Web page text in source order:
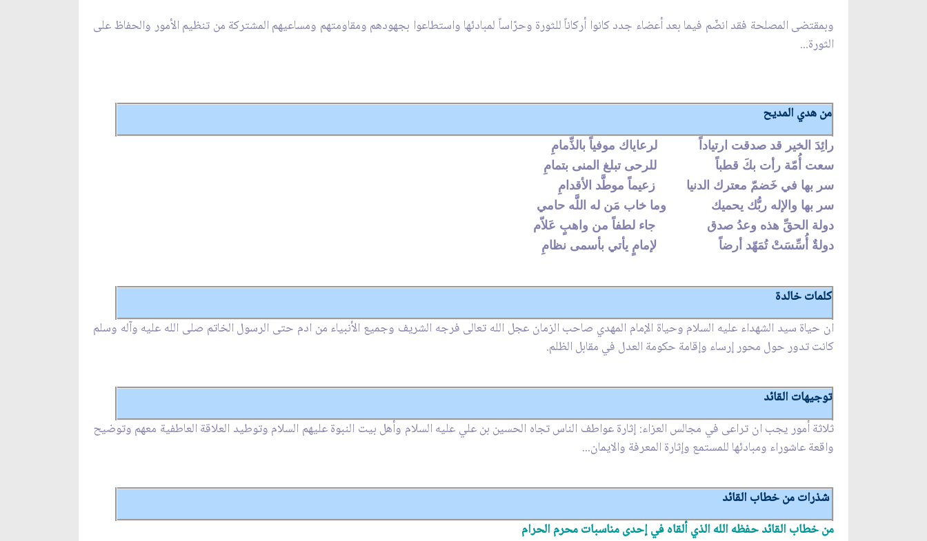
وبمقتضى المصلحة فقد انضّم فيما بعد أعضاء جدد كانوا أركاناً للثورة وحرّاساً لمبادئها واستطاعوا بجهودهم ومقاومتهم ومساعيهم المشتركة من تنظيم الأمور والحفاظ على
الثورة...
من هدي المديح
رائِدَ الخير قد صدقت ارتياداً لرعاياك موفياً بالذِّمامِ‏
سعت أُمّة رأت بكَ قطباً للرحى تبلغ المنى بتمامِ‏
سر بها في خَضمّ معترك الدنيا زعيماً موطَّد الأقدامِ‏
سر بها والإله ربُّك يحميك‏ وما خاب مَن له اللَّه حامي‏
دولة الحقّ‏ِ هذه وعدُ صدق‏ جاء لطفاً من واهبٍ عَلاّم‏
دولةٌ أُسِّسَتْ تُمَهّد أرضاً لإمامٍ يأتي بأسمى نظامِ‏
كلمات خالدة
ان حياة سيد الشهداء عليه السلام وحياة الإمام المهدي صاحب الزمان عجل الله تعالى فرجه الشريف وجميع الأنبياء من ادم حتى الرسول الخاتم صلى الله عليه وآله وسلم
كانت تدور حول محور إرساء وإقامة حكومة العدل في مقابل الظلم.
توجيهات القائد
ثلاثة أمور يجب ان تراعى في مجالس العزاء: إثارة عواطف الناس تجاه الحسين بن علي عليه السلام وأهل بيت النبوة عليهم السلام وتوطيد العلاقة العاطفية معهم وتوضيح
واقعة عاشوراء ومبادئها للمستمع وإثارة المعرفة والايمان...
شذرات من خطاب القائد
من خطاب‏ القائد حفظه الله‏ الذي ألقاه في‏ إحدى مناسبات محرم الحرام‏